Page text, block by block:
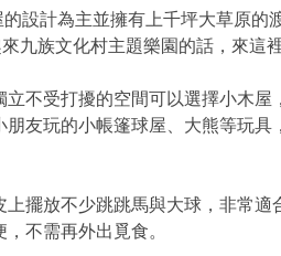
設計為主並擁有上千坪大草原的
九族文化村主題樂園的話，來這
不受打擾的空間可以選擇小木屋
友玩的小帳篷球屋、大熊等玩
擺放不少跳跳馬與大球，非常適
不需再外出覓食。